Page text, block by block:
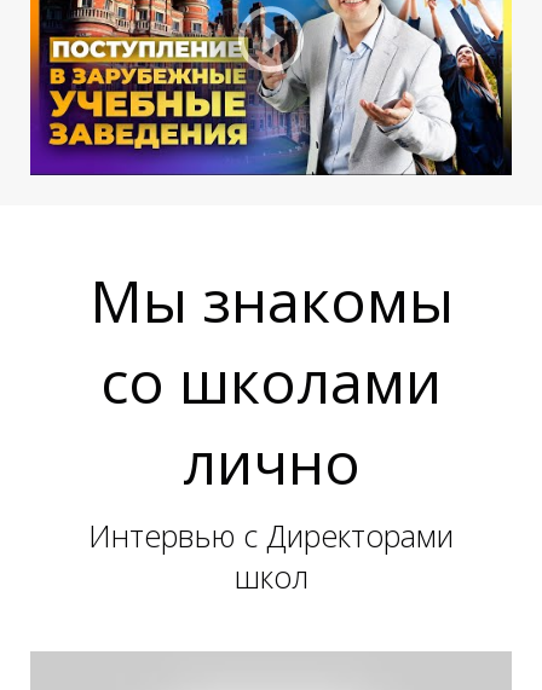
Ы
Ы
Мы знакомы
со школами
лично
Интервью с Директорами
школ